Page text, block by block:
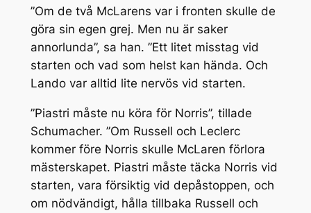
”Om de två McLarens var i fronten skulle de
göra sin egen grej. Men nu är saker
annorlunda”, sa han. ”Ett litet misstag vid
starten och vad som helst kan hända. Och
Lando var alltid lite nervös vid starten.
”Piastri måste nu köra för Norris”, tillade
Schumacher. ”Om Russell och Leclerc
kommer före Norris skulle McLaren förlora
mästerskapet. Piastri måste täcka Norris vid
starten, vara försiktig vid depåstoppen, och
om nödvändigt, hålla tillbaka Russell och